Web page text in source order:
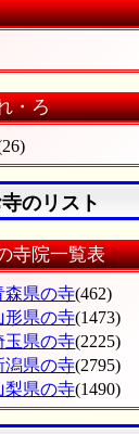
・ろ
のリスト
寺院一覧表
森県の寺(462)
形県の寺(1473)
玉県の寺(2225)
潟県の寺(2795)
梨県の寺(1490)